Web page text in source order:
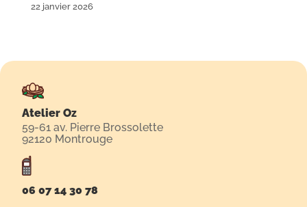
22 janvier 2026
Atelier Oz
59-61 av. Pierre Brossolette
92120 Montrouge
06 07 14 30 78